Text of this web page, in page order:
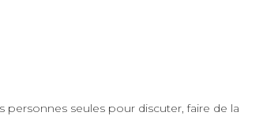
seules pour discuter, faire de la